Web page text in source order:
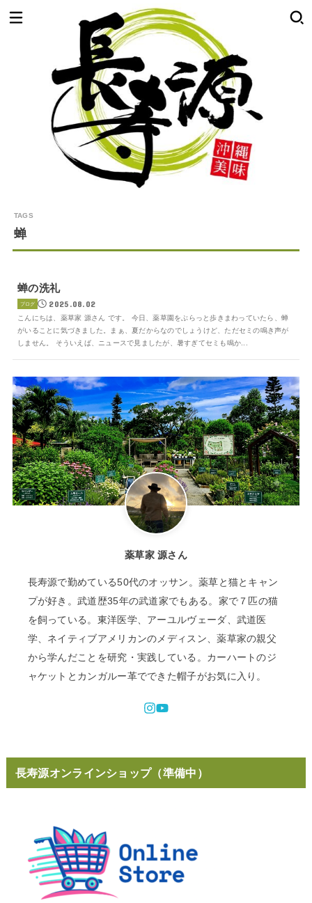
蝉
蝉の洗礼
ブログ 2025.08.02
こんにちは、薬草家 源さん です。 今日、薬草園をぶらっと歩きまわっていたら、蝉
がいることに気づきました。まぁ、夏だからなのでしょうけど、ただセミの鳴き声が
しません。 そういえば、ニュースで見ましたが、暑すぎてセミも鳴か...
薬草家 源さん
長寿源で勤めている50代のオッサン。薬草と猫とキャン
プが好き。武道歴35年の武道家でもある。家で７匹の猫
を飼っている。東洋医学、アーユルヴェーダ、武道医
学、ネイティブアメリカンのメディスン、薬草家の親父
から学んだことを研究・実践している。カーハートのジ
ャケットとカンガルー革でできた帽子がお気に入り。
長寿源オンラインショップ（準備中）